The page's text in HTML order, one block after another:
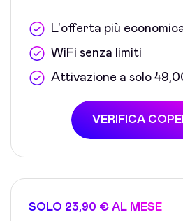
L'offerta più
WiFi senza limiti
Attivazione a solo
VERIFICA
SOLO 23,90 € AL MESE